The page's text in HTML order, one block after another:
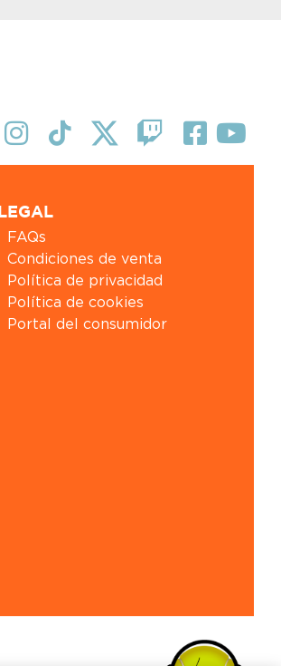
LEGAL
FAQs
Condiciones de venta
Política de privacidad
Política de cookies
Portal del consumidor